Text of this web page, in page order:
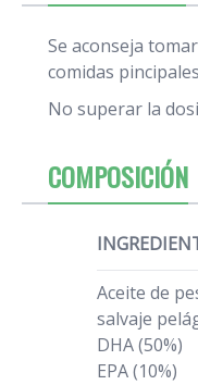
Se aconseja tomar
comidas
No superar la
COMPOSICIÓN
Aceite de
salvaje
DHA (50%)
EPA (10%)